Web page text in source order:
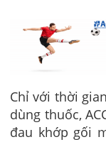
Chỉ với thời
dùng thuốc,
đau khớp gối